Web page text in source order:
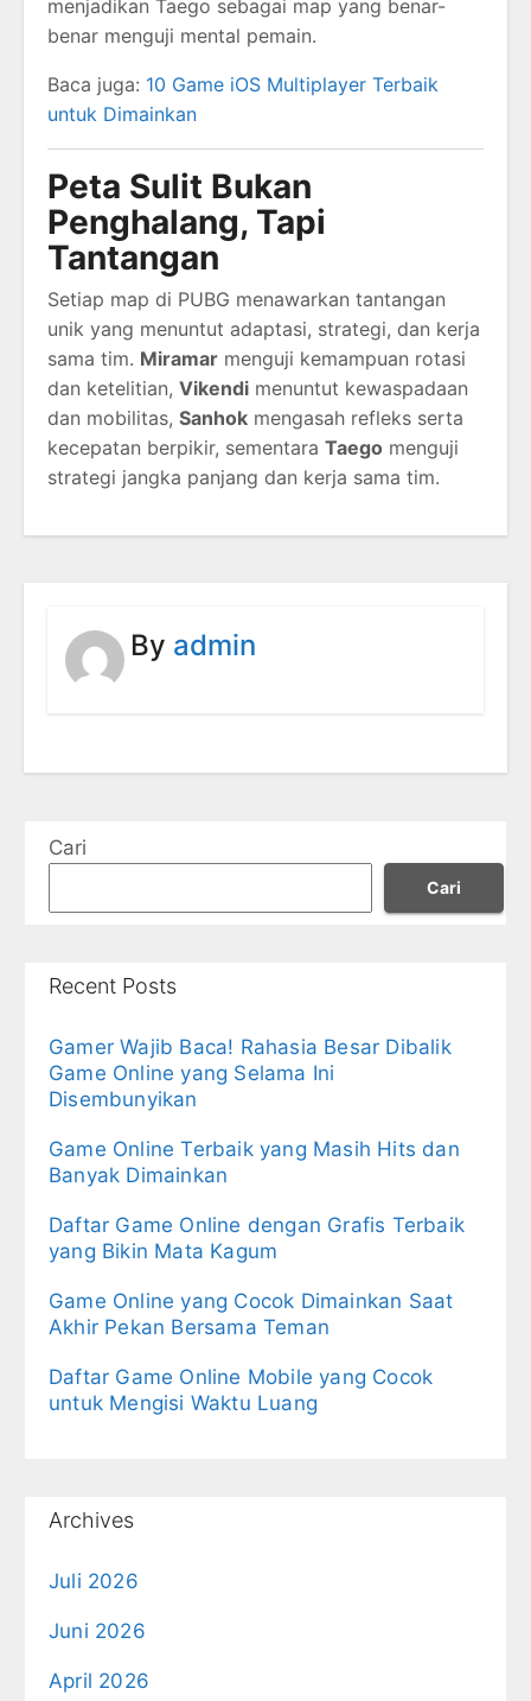
menjadikan Taego sebagai map yang benar-
benar menguji mental pemain.
Baca juga: 10 Game iOS Multiplayer Terbaik
untuk Dimainkan
Peta Sulit Bukan
Penghalang, Tapi
Tantangan
Setiap map di PUBG menawarkan tantangan
unik yang menuntut adaptasi, strategi, dan kerja
sama tim. Miramar menguji kemampuan rotasi
dan ketelitian, Vikendi menuntut kewaspadaan
dan mobilitas, Sanhok mengasah refleks serta
kecepatan berpikir, sementara Taego menguji
strategi jangka panjang dan kerja sama tim.
By admin
Cari
Cari
Recent Posts
Gamer Wajib Baca! Rahasia Besar Dibalik
Game Online yang Selama Ini
Disembunyikan
Game Online Terbaik yang Masih Hits dan
Banyak Dimainkan
Daftar Game Online dengan Grafis Terbaik
yang Bikin Mata Kagum
Game Online yang Cocok Dimainkan Saat
Akhir Pekan Bersama Teman
Daftar Game Online Mobile yang Cocok
untuk Mengisi Waktu Luang
Archives
Juli 2026
Juni 2026
April 2026